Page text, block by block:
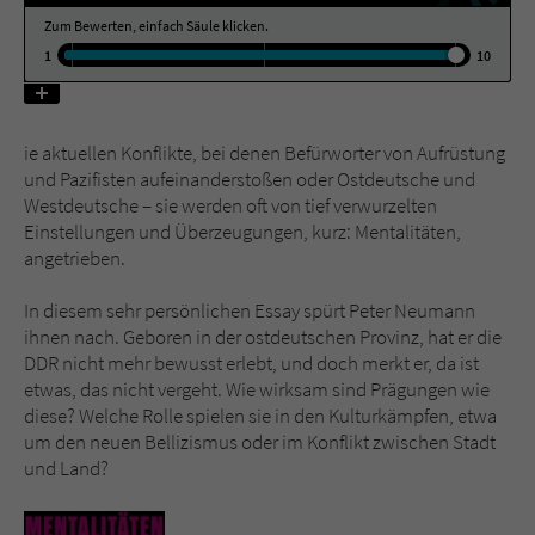
Zum Bewerten, einfach Säule klicken.
1
10
ie aktuellen Konflikte, bei denen Befürworter von Aufrüstung
und Pazifisten aufeinanderstoßen oder Ostdeutsche und
Westdeutsche – sie werden oft von tief verwurzelten
Einstellungen und Überzeugungen, kurz: Mentalitäten,
angetrieben.
In diesem sehr persönlichen Essay spürt Peter Neumann
ihnen nach. Geboren in der ostdeutschen Provinz, hat er die
DDR nicht mehr bewusst erlebt, und doch merkt er, da ist
etwas, das nicht vergeht. Wie wirksam sind Prägungen wie
diese? Welche Rolle spielen sie in den Kulturkämpfen, etwa
um den neuen Bellizismus oder im Konflikt zwischen Stadt
und Land?
Name tx_pwcomments_ahash
Laufzeit 1 Jahr
Zweck Cookie für Kommentare einzelner Buchtitel
Name fe_typo_user
Anbieter Literatur-Couch Medien GmbH & Co. KG
Laufzeit Session
Zweck